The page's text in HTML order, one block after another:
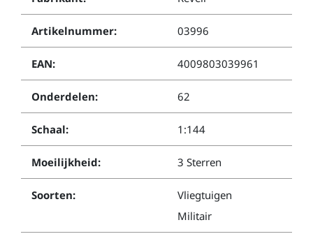
Artikelnummer: 03996
EAN: 4009803039961
Onderdelen: 62
Schaal: 1:144
Moeilijkheid: 3 Sterren
Soorten:
Vliegtuigen
Militair